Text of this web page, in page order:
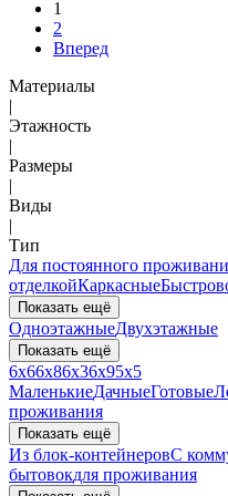
1
2
Вперед
Материалы
|
Этажность
|
Размеры
|
Виды
|
Тип
Для постоянного
отделкойКаркасные
Показать ещё
ОдноэтажныеДвухэтажные
Показать ещё
6x66x86x36x95x5
МаленькиеДачныеГотовые
проживания
Показать ещё
Из блок-контейнеровС
бытовокдля проживания